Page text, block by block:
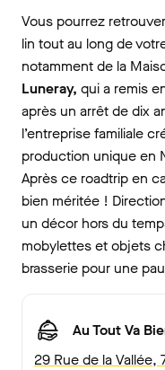
Vous pourrez
lin tout au long de
notamment de la
Luneray, qui a remis
après un arrêt de dix
l’entreprise familiale
production unique en
Après ce roadtrip en
bien méritée !
un décor hors du
mobylettes et objets
brasserie pour une
Au Tout Va
29 Rue de la Vallée,